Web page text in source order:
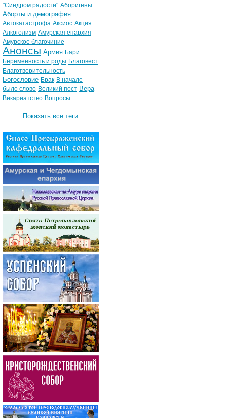
"Синдром радости" Аборигены
Аборты и демография
Автокатастрофа Аксиос Акция
Алкоголизм Амурская епархия
Амурское благочиние
Анонсы Армия Бари
Беременность и роды Благовест
Благотворительность
Богословие Брак В начале
было слово Великий пост Вера
Викариатство Вопросы
Показать все теги